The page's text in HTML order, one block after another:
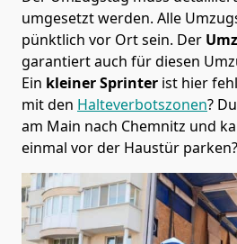
umgesetzt werden. Alle
pünktlich vor Ort sein. Der
garantiert auch für diesen
Ein kleiner Sprinter ist hier
mit den Halteverbotszonen?
am Main nach Chemnitz und
einmal vor der Haustür parken?